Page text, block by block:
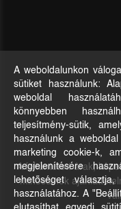
A feltüntetett árak,
minősülnek
A weboldalunkon
sütiket használunk:
weboldal
könnyebben
teljesítmény-sütik,
használunk a
marketing cookie-k,
megjelenítésére
lehetőséget
használatához. A